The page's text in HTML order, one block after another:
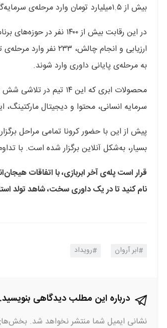
بیش از ۱.۵میلیارد تومان وارد مرحله‌ی سرمایه‌گذاری و شتابدهی خواهند کرد.
در این رقابت بیش از
به مرحله‌ی پایانی داوری وارد شوند.
محصولات ابری که این
سرمایه انسانی، محتوا و دیجیتال
پیش از این با حضور کرونا تمامی مراحل
بسیار، به‌شکل آنلاین برگزار شده است. با
قرار است پله‌ی آخر ابربازی، با اتفاقات
نام کنید تا در یک داوری سخت، شاهد تولد
ابر آروان رویداد
درباره این مطلب دیدگاهی
نشانی ایمیل شما منتشر نخواهد شد. بخش‌های